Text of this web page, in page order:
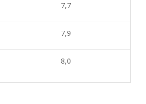
7,7
7,9
8,0